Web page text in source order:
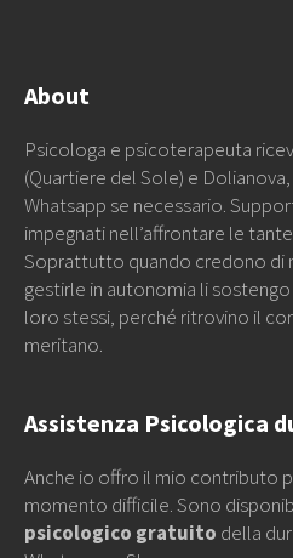
About
Psicologa e psicoterapeuta
(Quartiere del Sole) e
Whatsapp se necessario.
impegnati nell’affrontare le
Soprattutto quando credono di
gestirle in autonomia li
loro stessi, perché ritrovino il
meritano.
Assistenza Psicologica
Anche io offro il mio contributo
momento difficile. Sono
psicologico gratuito della